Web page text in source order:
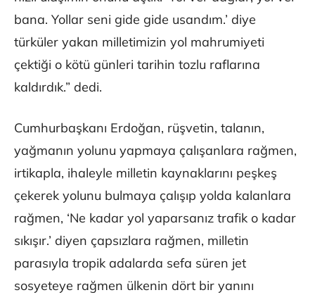
bana. Yollar seni gide gide usandım.’ diye
türküler yakan milletimizin yol mahrumiyeti
çektiği o kötü günleri tarihin tozlu raflarına
kaldırdık.” dedi.
Cumhurbaşkanı Erdoğan, rüşvetin, talanın,
yağmanın yolunu yapmaya çalışanlara rağmen,
irtikapla, ihaleyle milletin kaynaklarını peşkeş
çekerek yolunu bulmaya çalışıp yolda kalanlara
rağmen, ‘Ne kadar yol yaparsanız trafik o kadar
sıkışır.’ diyen çapsızlara rağmen, milletin
parasıyla tropik adalarda sefa süren jet
sosyeteye rağmen ülkenin dört bir yanını